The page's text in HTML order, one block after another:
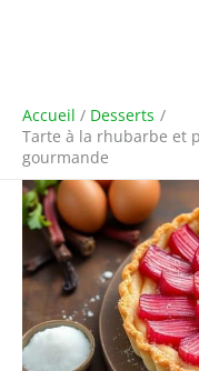
Accueil
Desserts
Tarte à la rhubarbe et
gourmande